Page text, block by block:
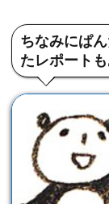
ちなみにぱ
たレポートも